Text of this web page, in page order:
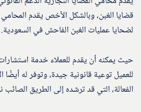
قضايا الغبن، وبالشكل الأخص يقدم المحامي
لضحايا عمليات الغبن الفاحش في السعودية.
حيث يمكنه أن يقدم للعملاء خدمة
للعميل توعية قانونية جيدة، وتوفر له أيضًا
الفعالة، التي قد ترشده إلى الطريق الصائب